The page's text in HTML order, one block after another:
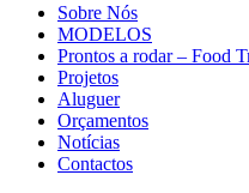
Sobre Nós
MODELOS
Prontos a rodar – Food
Projetos
Aluguer
Orçamentos
Notícias
Contactos